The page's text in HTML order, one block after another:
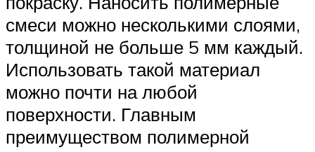
смеси можно несколькими слоями,
толщиной не больше 5 мм каждый.
Использовать такой материал
можно почти на любой
поверхности. Главным
преимуществом полимерной